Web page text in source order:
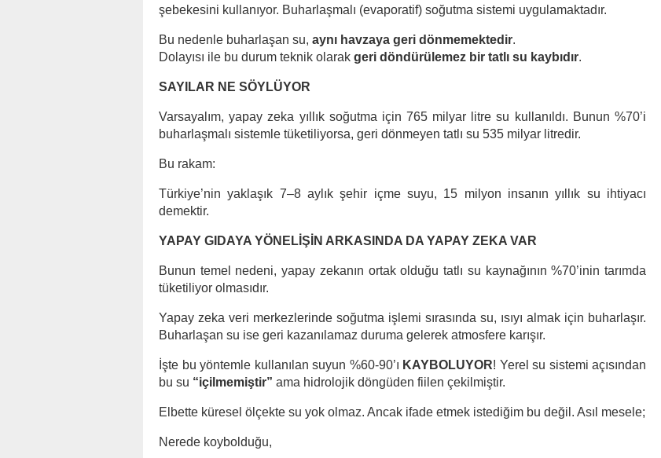
şebekesini kullanıyor. Buharlaşmalı (evaporatif) soğutma sistemi uygulamaktadır.
Bu nedenle buharlaşan su, aynı havzaya geri dönmemektedir.
Dolayısı ile bu durum teknik olarak geri döndürülemez bir tatlı su kaybıdır.
SAYILAR NE SÖYLÜYOR
Varsayalım, yapay zeka yıllık soğutma için 765 milyar litre su kullanıldı. Bunun %70’i
buharlaşmalı sistemle tüketiliyorsa, geri dönmeyen tatlı su 535 milyar litredir.
Bu rakam:
Türkiye’nin yaklaşık 7–8 aylık şehir içme suyu, 15 milyon insanın yıllık su ihtiyacı
demektir.
YAPAY GIDAYA YÖNELİŞİN ARKASINDA DA YAPAY ZEKA VAR
Bunun temel nedeni, yapay zekanın ortak olduğu tatlı su kaynağının %70’inin tarımda
tüketiliyor olmasıdır.
Yapay zeka veri merkezlerinde soğutma işlemi sırasında su, ısıyı almak için buharlaşır.
Buharlaşan su ise geri kazanılamaz duruma gelerek atmosfere karışır.
İşte bu yöntemle kullanılan suyun %60-90’ı KAYBOLUYOR! Yerel su sistemi açısından
bu su “içilmemiştir” ama hidrolojik döngüden fiilen çekilmiştir.
Elbette küresel ölçekte su yok olmaz. Ancak ifade etmek istediğim bu değil. Asıl mesele;
Nerede koybolduğu,